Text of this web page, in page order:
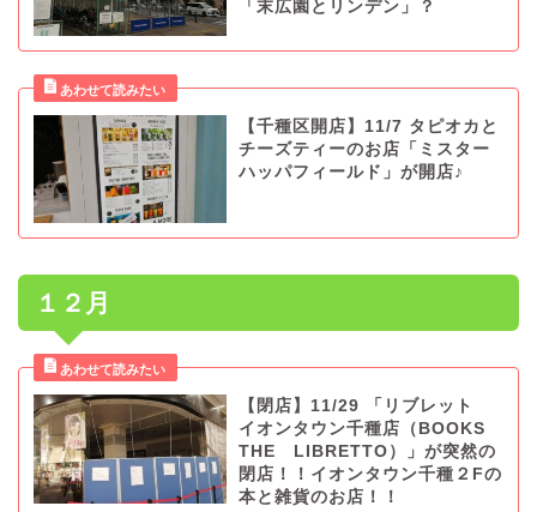
「末広園とリンデン」？
【千種区開店】11/7 タピオカと
チーズティーのお店「ミスター
ハッパフィールド」が開店♪
１２月
【閉店】11/29 「リブレット
イオンタウン千種店（BOOKS
THE LIBRETTO）」が突然の
閉店！！イオンタウン千種２Fの
本と雑貨のお店！！